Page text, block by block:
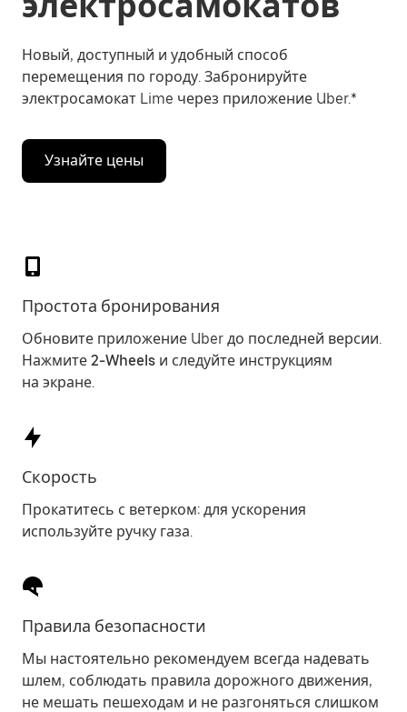
Новый, доступный и удобный способ
перемещения по городу. Забронируйте
электросамокат Lime через приложение Uber.*
Узнайте цены
Простота бронирования
Обновите приложение Uber до последней версии.
Нажмите 2-Wheels и следуйте инструкциям
на экране.
Скорость
Прокатитесь с ветерком: для ускорения
используйте ручку газа.
Правила безопасности
Мы настоятельно рекомендуем всегда надевать
шлем, соблюдать правила дорожного движения,
не мешать пешеходам и не разгоняться слишком